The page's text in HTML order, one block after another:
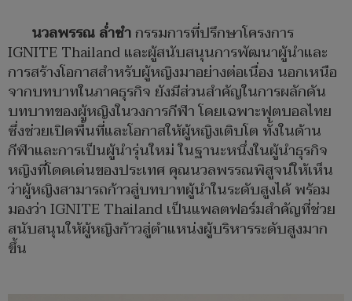
นวลพรรณ ล่ำซำกรรมการที่ปรึกษาโครงการ
IGNITE Thailand และผู้สนับสนุนการพัฒนาผู้นำและ
การสร้างโอกาสสำหรับผู้หญิงมาอย่างต่อเนื่อง นอกเหนือ
จากบทบาทในภาคธุรกิจ ยังมีส่วนสำคัญในการผลักดัน
บทบาทของผู้หญิงในวงการกีฬา โดยเฉพาะฟุตบอลไทย
ซึ่งช่วยเปิดพื้นที่และโอกาสให้ผู้หญิงเติบโต ทั้งในด้าน
กีฬาและการเป็นผู้นำรุ่นใหม่ ในฐานะหนึ่งในผู้นำธุรกิจ
หญิงที่โดดเด่นของประเทศ คุณนวลพรรณพิสูจน์ให้เห็น
ว่าผู้หญิงสามารถก้าวสู่บทบาทผู้นำในระดับสูงได้ พร้อม
มองว่า IGNITE Thailand เป็นแพลตฟอร์มสำคัญที่ช่วย
สนับสนุนให้ผู้หญิงก้าวสู่ตำแหน่งผู้บริหารระดับสูงมาก
ขึ้น